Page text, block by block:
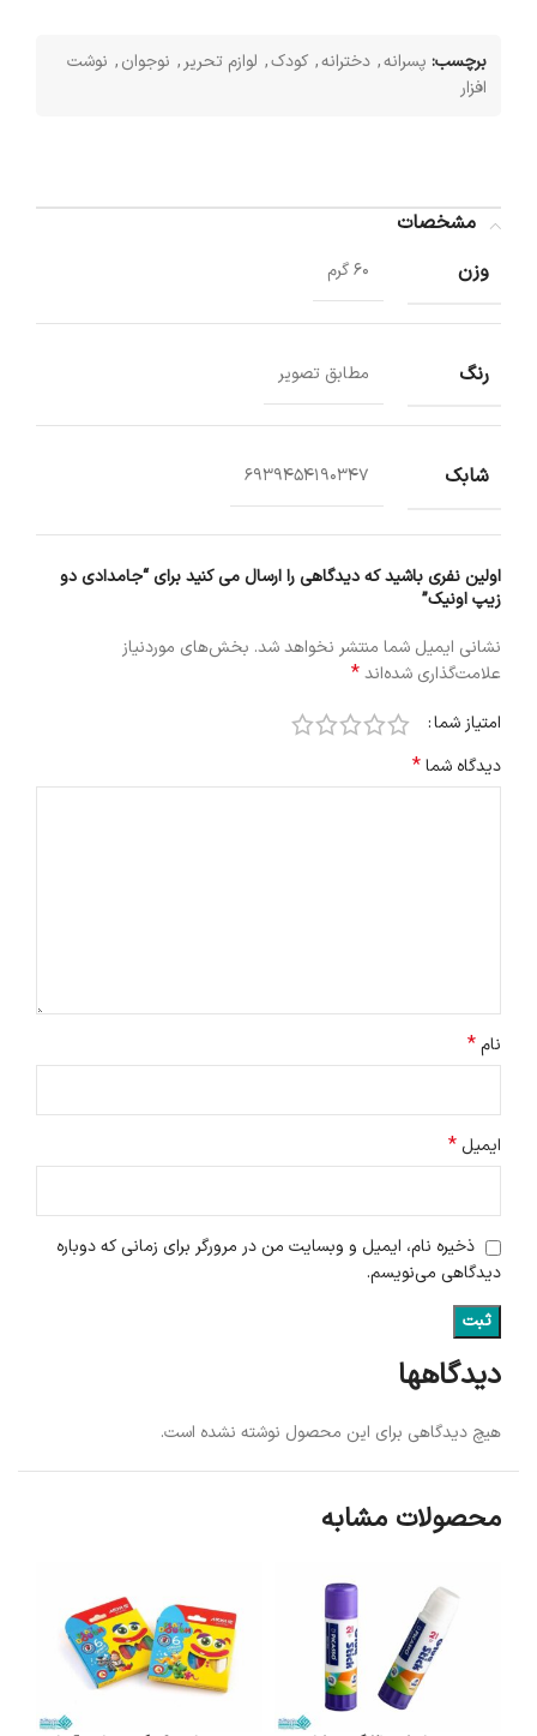
برچسب: پسرانه, دخترانه, کودک, لوازم تحریر , نوجوان, نوشت
افزار
مشخصات
وزن
60 گرم
رنگ مطابق تصویر
شابک 6939454190347
دیدگاهها
هیچ دیدگاهی برای این محصول نوشته نشده است.
اولین نفری باشید که دیدگاهی را ارسال می کنید برای “جامدادی دو
زیپ اونیک”
نشانی ایمیل شما منتشر نخواهد شد. بخش‌های موردنیاز
علامت‌گذاری شده‌اند*
امتیاز شما
دیدگاه شما*
نام*
ایمیل*
ذخیره نام، ایمیل و وبسایت من در مرورگر برای زمانی که دوباره
دیدگاهی می‌نویسم.
محصولات مشابه